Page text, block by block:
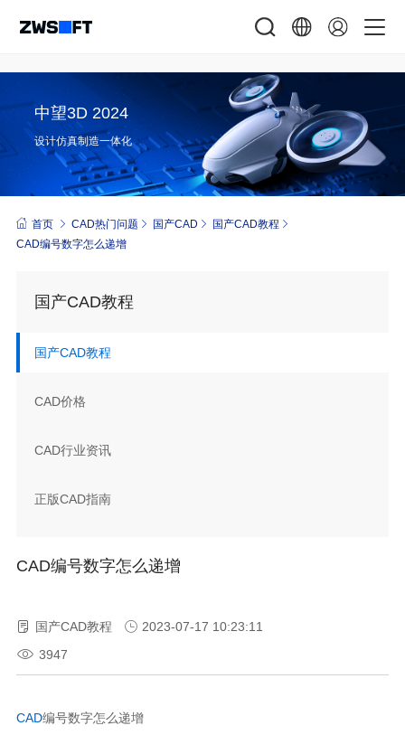
中望3D 2024
设计仿真制造一体化
首页 CAD热门问题 国产CAD
国产CAD教程
CAD 编号数字怎么递增
国产CAD教程
国产CAD教程
CAD价格
CAD行业资讯
正版CAD指南
CAD 编号数字怎么递增
国产CAD教程
2023-07-17 10:23:11
3947
CAD编号数字怎么递增